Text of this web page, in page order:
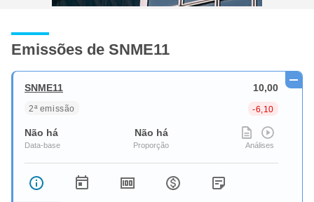
Emissões de SNME11
SNME11
2ª emissão
10,00
-6,10
Não há Não há